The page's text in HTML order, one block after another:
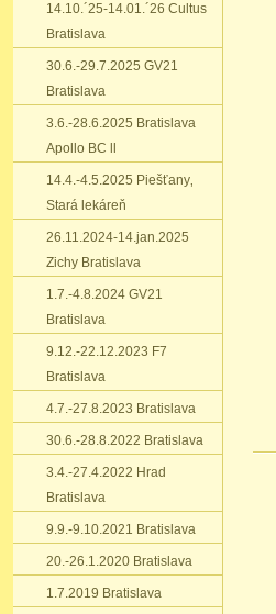
14.10.´25-14.01.´26 Cultus
Bratislava
30.6.-29.7.2025 GV21
Bratislava
3.6.-28.6.2025 Bratislava
Apollo BC ll
14.4.-4.5.2025 Piešťany‚
Stará lekáreň
26.11.2024-14.jan.2025
Zichy Bratislava
1.7.-4.8.2024 GV21
Bratislava
9.12.-22.12.2023 F7
Bratislava
4.7.-27.8.2023 Bratislava
30.6.-28.8.2022 Bratislava
3.4.-27.4.2022 Hrad
Bratislava
9.9.-9.10.2021 Bratislava
20.-26.1.2020 Bratislava
1.7.2019 Bratislava